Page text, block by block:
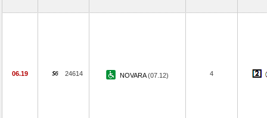
06.19 24614 NOVARA(07.12) 4